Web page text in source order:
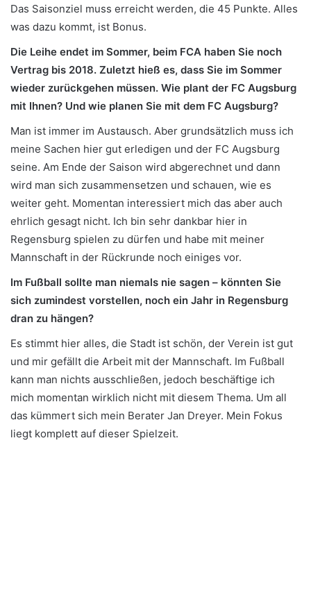
Das Saisonziel muss erreicht werden, die 45 Punkte. Alles
was dazu kommt, ist Bonus.
Die Leihe endet im Sommer, beim FCA haben Sie noch
Vertrag bis 2018. Zuletzt hieß es, dass Sie im Sommer
wieder zurückgehen müssen. Wie plant der FC Augsburg
mit Ihnen? Und wie planen Sie mit dem FC Augsburg?
Man ist immer im Austausch. Aber grundsätzlich muss ich
meine Sachen hier gut erledigen und der FC Augsburg
seine. Am Ende der Saison wird abgerechnet und dann
wird man sich zusammensetzen und schauen, wie es
weiter geht. Momentan interessiert mich das aber auch
ehrlich gesagt nicht. Ich bin sehr dankbar hier in
Regensburg spielen zu dürfen und habe mit meiner
Mannschaft in der Rückrunde noch einiges vor.
Im Fußball sollte man niemals nie sagen – könnten Sie
sich zumindest vorstellen, noch ein Jahr in Regensburg
dran zu hängen?
Es stimmt hier alles, die Stadt ist schön, der Verein ist gut
und mir gefällt die Arbeit mit der Mannschaft. Im Fußball
kann man nichts ausschließen, jedoch beschäftige ich
mich momentan wirklich nicht mit diesem Thema. Um all
das kümmert sich mein Berater Jan Dreyer. Mein Fokus
liegt komplett auf dieser Spielzeit.